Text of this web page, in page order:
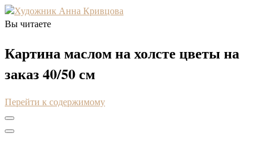
Вы читаете
Картина маслом на холсте цветы на
заказ 40/50 см
Перейти к содержимому